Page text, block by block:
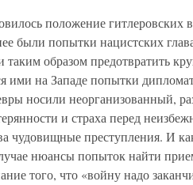
положение гитлеровских
были попытки нацистских
образом предотвратить
ими на Западе попытки
носили неорганизованный,
и страха перед
чудовищные преступления. И
нюансы попыток найти
того, что «войну надо